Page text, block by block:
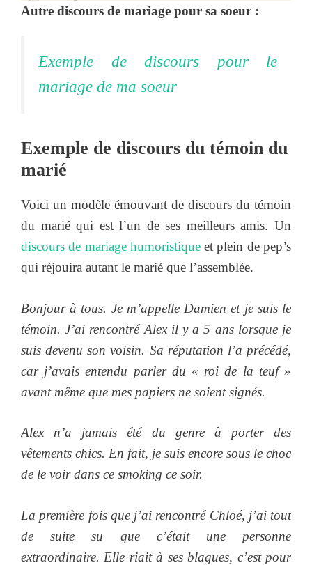
Autre discours de mariage pour sa soeur :
Exemple de discours pour le
mariage de ma soeur
Exemple de discours du témoin du
marié
Voici un modèle émouvant de discours du témoin
du marié qui est l’un de ses meilleurs amis. Un
discours de mariage humoristiqueet plein de pep’s
qui réjouira autant le marié que l’assemblée.
Bonjour à tous. Je m’appelle Damien et je suis le
témoin. J’ai rencontré Alex il y a 5 ans lorsque je
suis devenu son voisin. Sa réputation l’a précédé,
car j’avais entendu parler du « roi de la teuf »
avant même que mes papiers ne soient signés.
Alex n’a jamais été du genre à porter des
vêtements chics. En fait, je suis encore sous le choc
de le voir dans ce smoking ce soir.
La première fois que j’ai rencontré Chloé, j’ai tout
de suite su que c’était une personne
extraordinaire. Elle riait à ses blagues, c’est pour